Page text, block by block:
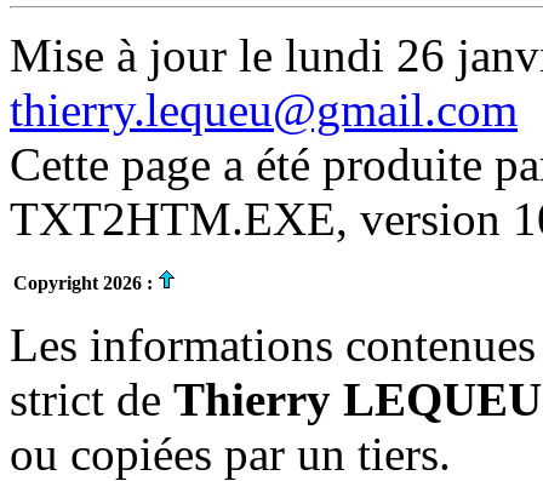
Mise à jour le lundi 26
thierry.lequeu@gmail.com
Cette page a été produite
TXT2HTM.EXE, version
Copyright 2026 :
Les informations
strict de Thierry LEQUEU
ou copiées par un tiers.